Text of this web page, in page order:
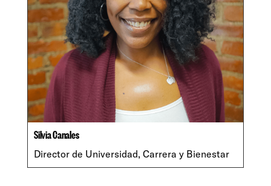
Silvia Canales
Director de Universidad, Carrera y Bienestar